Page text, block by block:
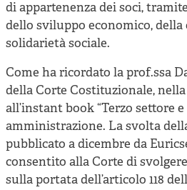
Valutazione e dintorni
di appartenenza dei soci,
dello sviluppo economico, della
solidarietà sociale.
Come ha ricordato la prof.ssa
della Corte Costituzionale,
all’instant book “Terzo settore
amministrazione. La svolta
pubblicato a dicembre da
consentito alla Corte di
sulla portata dell’articolo 118